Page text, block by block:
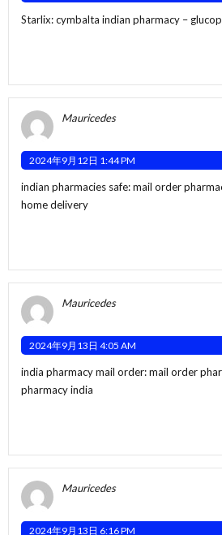
Starlix:cymbalta indian pharmacy –
Mauricedes
2024年9月12日 1:44 PM
indian pharmacies safe:mail order
home delivery
Mauricedes
2024年9月13日 4:05 AM
india pharmacy mail order:mail order
pharmacy india
Mauricedes
2024年9月13日 6:16 PM